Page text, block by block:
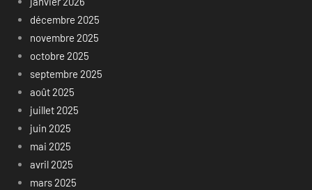
décembre 2025
novembre 2025
octobre 2025
septembre 2025
août 2025
juillet 2025
juin 2025
mai 2025
avril 2025
mars 2025